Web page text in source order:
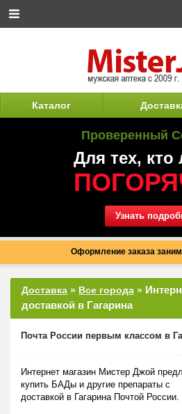
Каталог
Проверенный
Для тех,
Узнать
Оформление заказа
Доставка » Все города »
доставкой в Гагарина
Почта России первым классом в
Интернет магазин Мистер Джой
купить БАДы и другие препараты с
доставкой в Гагарина Почтой России.